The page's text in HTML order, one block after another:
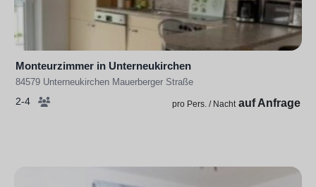
Monteurzimmer in Unterneukirchen
84579 Unterneukirchen Mauerberger Straße
2-4 pro Pers. / Nacht auf Anfrage